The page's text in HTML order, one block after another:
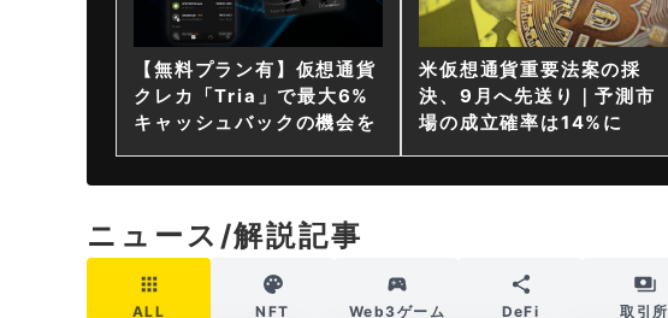
【無料プラン有】仮想通貨
クレカ「Tria」で最大6%
キャッシュバックの機会を
米仮想通貨重要法案の採
決、9月へ先送り｜予測市
場の成立確率は14%に
ニュース/解説記事
ALL NFT Web3ゲーム DeFi 取引所